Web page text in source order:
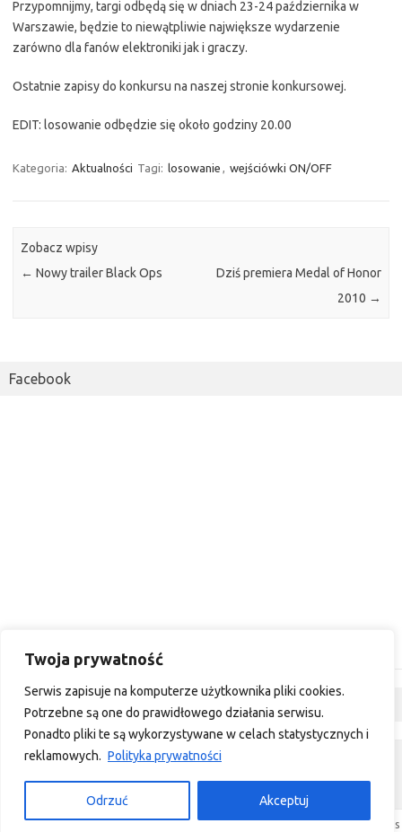
Twoja prywatność
Serwis zapisuje na komputerze użytkownika pliki cookies.
Potrzebne są one do prawidłowego działania serwisu.
Ponadto pliki te są wykorzystywane w celach statystycznych i
reklamowych. Polityka prywatności
Odrzuć Akceptuj
Przypomnijmy, targi odbędą się w dniach 23-24 października w
Warszawie, będzie to niewątpliwie największe wydarzenie
zarówno dla fanów elektroniki jak i graczy.
Ostatnie zapisy do konkursu na naszej stronie konkursowej.
EDIT: losowanie odbędzie się około godziny 20.00
Kategoria: Aktualności Tagi: losowanie wejściówki ON/OFF
Zobacz wpisy
← Nowy trailer Black Ops
Dziś premiera Medal of Honor
2010 →
Facebook
Dyskusja
Iconic OneTheme | Powered byWordpress